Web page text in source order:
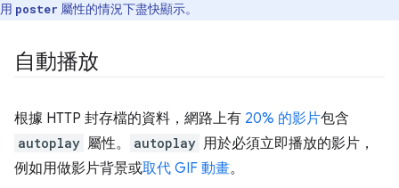
用 poster 屬性的情況下盡快顯示。
自動播放
根據 HTTP 封存檔的資料，網路上有 20% 的影片包含
autoplay 屬性。 autoplay 用於必須立即播放的影片，
例如用做影片背景或取代 GIF 動畫。